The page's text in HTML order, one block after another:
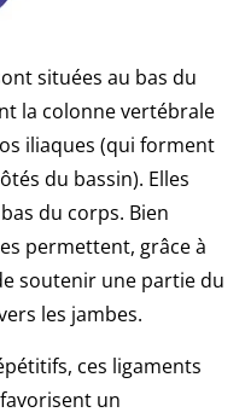
situées au bas du
la colonne vertébrale
iliaques (qui forment
du bassin). Elles
du corps. Bien
permettent, grâce à
soutenir une partie du
les jambes.
ces ligaments
un